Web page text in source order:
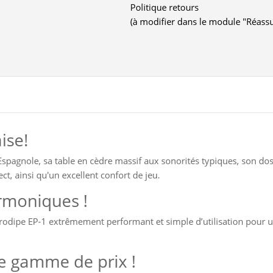
Politique retours
(à modifier dans le module
sa table en cèdre massif aux sonorités typiques, son
ainsi qu'un excellent confort de jeu.
!
EP-1 extrêmement performant et simple d’utilisation pour
gamme de prix !